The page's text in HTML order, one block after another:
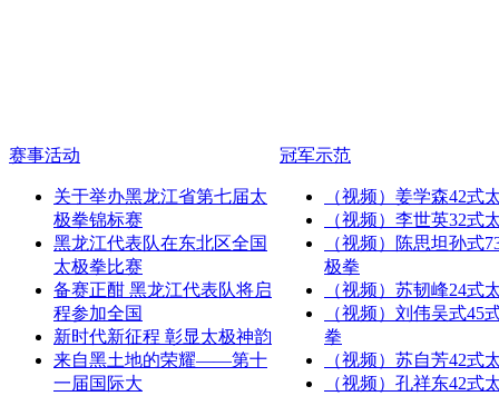
赛事活动
关于举办黑龙江省第七届太
极拳锦标赛
黑龙江代表队在东北区全国
太极拳比赛
备赛正酣 黑龙江代表队将启
程参加全国
新时代新征程 彰显太极神韵
来自黑土地的荣耀——第十
一届国际大
冠军示范
（视频）姜学森42式
（视频）李世英32式
（视频）陈思坦孙式
极拳
（视频）苏韧峰24式
（视频）刘伟吴式45
拳
（视频）苏自芳42式
（视频）孔祥东42式